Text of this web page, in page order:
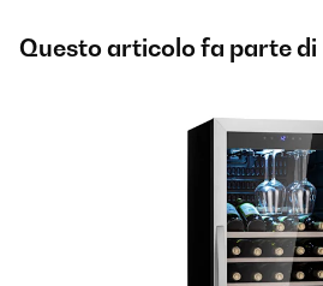
Questo articolo fa parte di